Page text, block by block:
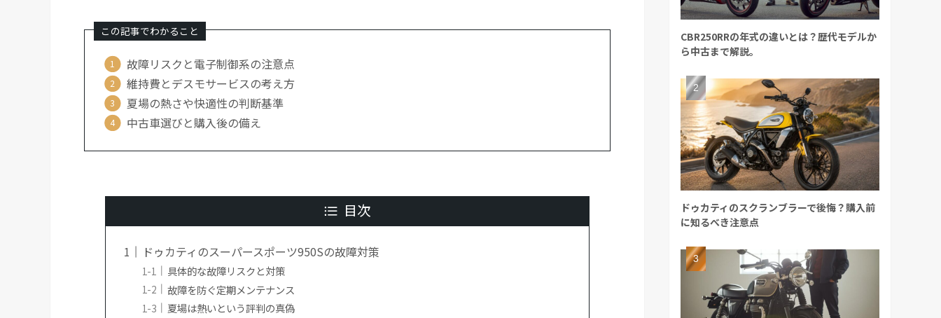
この記事でわかること
故障リスクと電子制御系の注意点
維持費とデスモサービスの考え方
夏場の熱さや快適性の判断基準
中古車選びと購入後の備え
目次
ドゥカティのスーパースポーツ950Sの故障対策
具体的な故障リスクと対策
故障を防ぐ定期メンテナンス
夏場は熱いという評判の真偽
CBR250RRの年式の違いとは？歴代モデルか
ら中古まで解説。
ドゥカティのスクランブラーで後悔？購入前
に知るべき注意点